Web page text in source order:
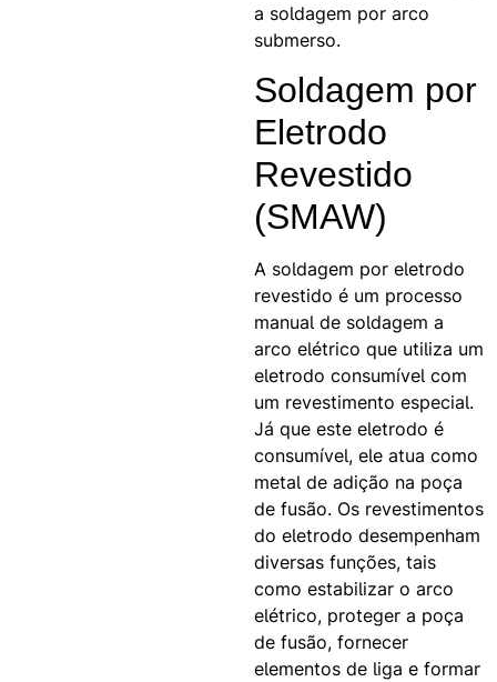
a soldagem por arco
submerso.
Soldagem por
Eletrodo
Revestido
(SMAW)
A soldagem por eletrodo
revestido é um processo
manual de soldagem a
arco elétrico que utiliza um
eletrodo consumível com
um revestimento especial.
Já que este eletrodo é
consumível, ele atua como
metal de adição na poça
de fusão. Os revestimentos
do eletrodo desempenham
diversas funções, tais
como estabilizar o arco
elétrico, proteger a poça
de fusão, fornecer
elementos de liga e formar